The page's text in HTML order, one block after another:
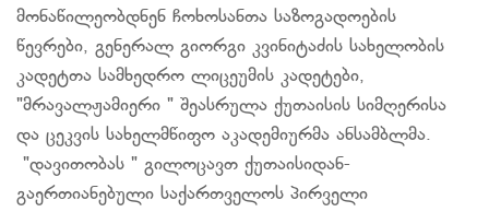
მონაწილეობდნენ ჩოხოსანთა საზოგადოების
წევრები, გენერალ გიორგი კვინიტაძის სახელობის
კადეტთა სამხედრო ლიცეუმის კადეტები,
"მრავალჟამიერი " შეასრულა ქუთაისის სიმღერისა
და ცეკვის სახელმწიფო აკადემიურმა ანსამბლმა.
"დავითობას " გილოცავთ ქუთაისიდან-
გაერთიანებული საქართველოს პირველი